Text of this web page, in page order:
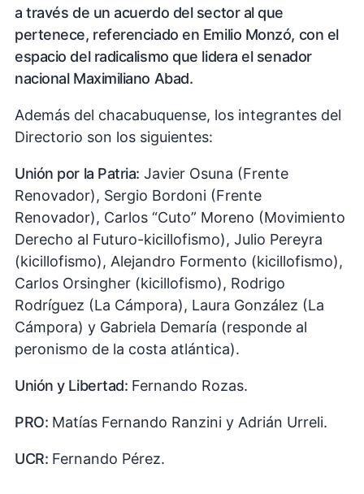
a través de un acuerdo del sector al que
pertenece, referenciado en Emilio Monzó, con el
espacio del radicalismo que lidera el senador
nacional Maximiliano Abad.
Además del chacabuquense, los integrantes del
Directorio son los siguientes:
Unión por la Patria: Javier Osuna (Frente
Renovador), Sergio Bordoni (Frente
Renovador), Carlos “Cuto” Moreno (Movimiento
Derecho al Futuro-kicillofismo), Julio Pereyra
(kicillofismo), Alejandro Formento (kicillofismo),
Carlos Orsingher (kicillofismo), Rodrigo
Rodríguez (La Cámpora), Laura González (La
Cámpora) y Gabriela Demaría (responde al
peronismo de la costa atlántica).
Unión y Libertad: Fernando Rozas.
PRO: Matías Fernando Ranzini y Adrián Urreli.
UCR: Fernando Pérez.